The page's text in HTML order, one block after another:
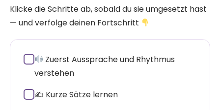
Klicke die Schritte ab, sobald du sie umgesetzt hast
— und verfolge deinen Fortschritt
Zuerst Aussprache und Rhythmus
verstehen
✍️ Kurze Sätze lernen